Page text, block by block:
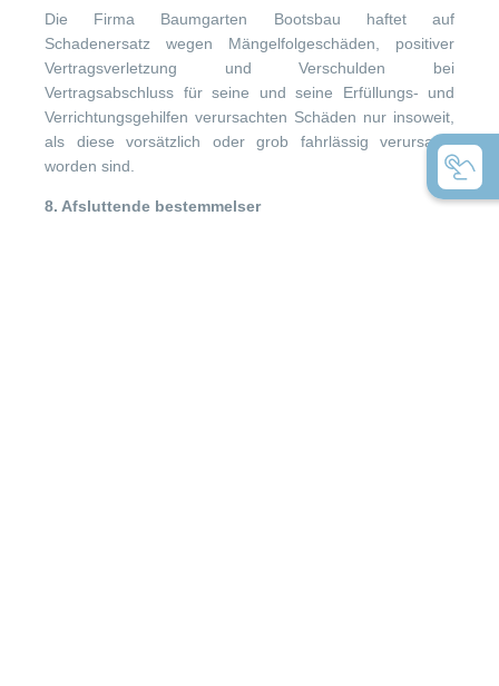
Die Firma Baumgarten Bootsbau haftet auf
Schadenersatz wegen Mängelfolgeschäden, positiver
Vertragsverletzung und Verschulden bei
Vertragsabschluss für seine und seine Erfüllungs- und
Verrichtungsgehilfen verursachten Schäden nur insoweit,
als diese vorsätzlich oder grob fahrlässig verursacht
worden sind.
8. Afsluttende bestemmelser